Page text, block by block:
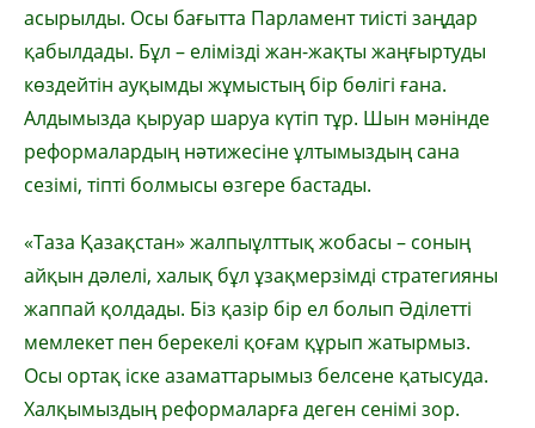
асырылды. Осы бағытта Парламент тиісті заңдар
қабылдады. Бұл – елімізді жан-жақты жаңғыртуды
көздейтін ауқымды жұмыстың бір бөлігі ғана.
Алдымызда қыруар шаруа күтіп тұр. Шын мәнінде
реформалардың нәтижесіне ұлтымыздың сана
сезімі, тіпті болмысы өзгере бастады.
«Таза Қазақстан» жалпыұлттық жобасы – соның
айқын дәлелі, халық бұл ұзақмерзімді стратегияны
жаппай қолдады. Біз қазір бір ел болып Әділетті
мемлекет пен берекелі қоғам құрып жатырмыз.
Осы ортақ іске азаматтарымыз белсене қатысуда.
Халқымыздың реформаларға деген сенімі зор.